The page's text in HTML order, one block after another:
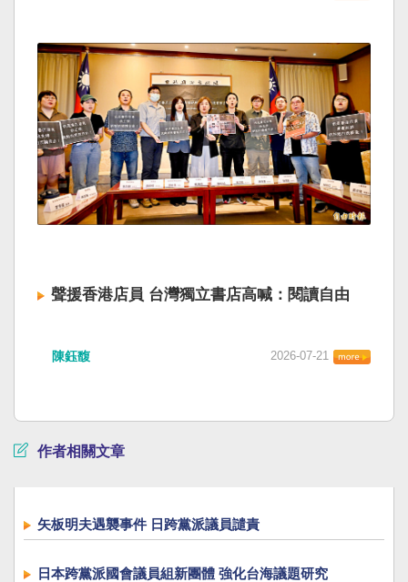
聲援香港店員 台灣獨立書店高喊：閱讀自由
陳鈺馥 2026-07-21
作者相關文章
矢板明夫遇襲事件 日跨黨派議員譴責
日本跨黨派國會議員組新團體 強化台海議題研究